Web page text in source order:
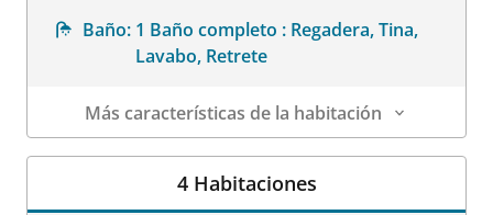
Baño: 1 Baño completo : Regadera, Tina,
Lavabo, Retrete
Más características de la habitación
Datos de la habitación
4 Habitaciones